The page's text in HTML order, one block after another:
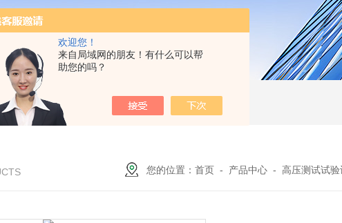
欢迎您！
来自局域网的朋友！有什么可以帮
助您的吗？
JDX-WL圆口螺旋式（猴头式）接地棒 JDX-S双舌式接地棒价格 HD3400A接
您的位置：首页 - 产品中心 -高压测试试验